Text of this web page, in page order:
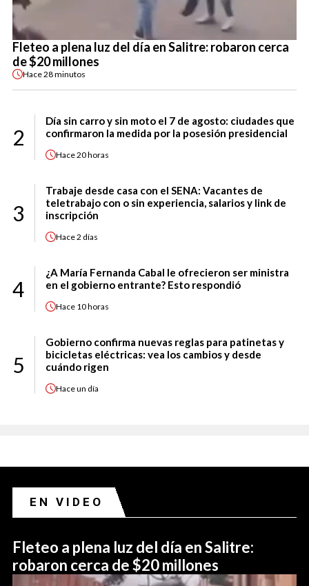
Fleteo a plena luz del día en Salitre: robaron cerca
de $20 millones
Hace28 minutos
2
Día sin carro y sin moto el 7 de agosto: ciudades que
confirmaron la medida por la posesión presidencial
Hace20 horas
3
Trabaje desde casa con el SENA: Vacantes de
teletrabajo con o sin experiencia, salarios y link de
inscripción
Hace2 días
4
¿A María Fernanda Cabal le ofrecieron ser ministra
en el gobierno entrante? Esto respondió
Hace 10 horas
5
Gobierno confirma nuevas reglas para patinetas y
bicicletas eléctricas: vea los cambios y desde
cuándo rigen
Haceun día
EN VIDEO
Fleteo a plena luz del día en Salitre:
robaron cerca de $20 millones